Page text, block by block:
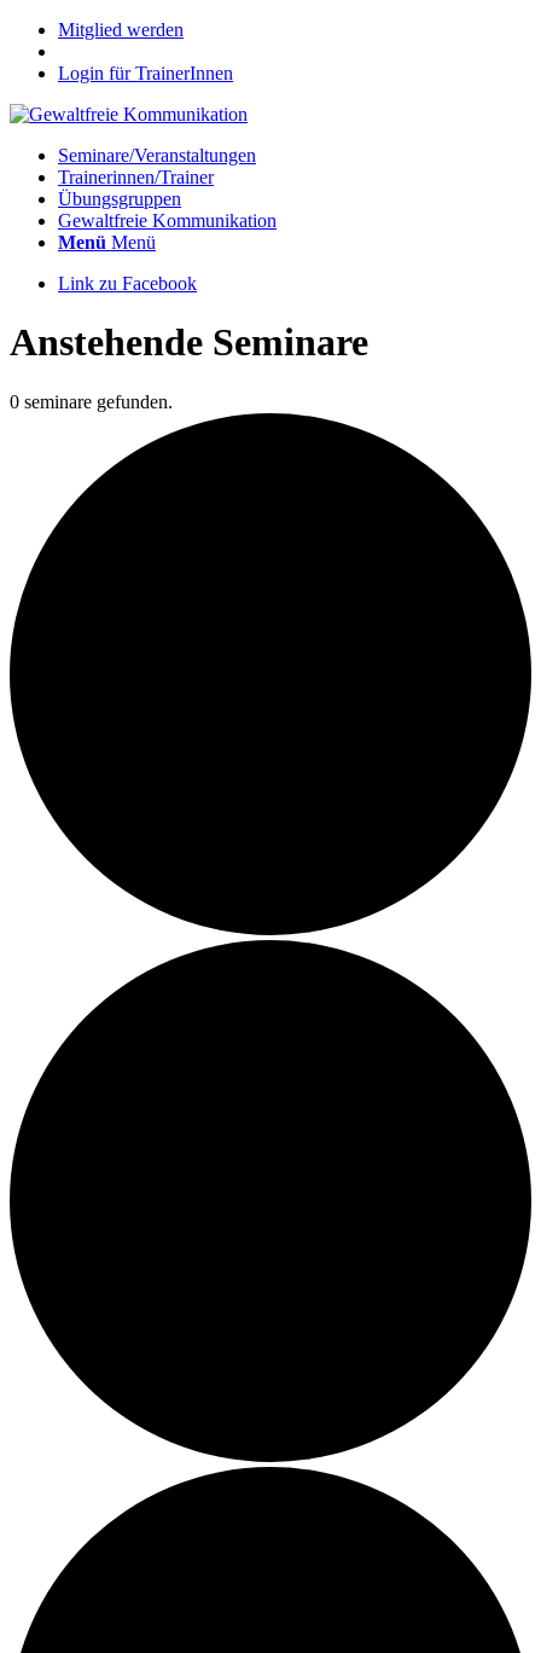
Mitglied werden
Login für TrainerInnen
Seminare/Veranstaltungen
Trainerinnen/Trainer
Übungsgruppen
Gewaltfreie Kommunikation
Menü Menü
Link zu Facebook
Anstehende Seminare
0 seminare gefunden.